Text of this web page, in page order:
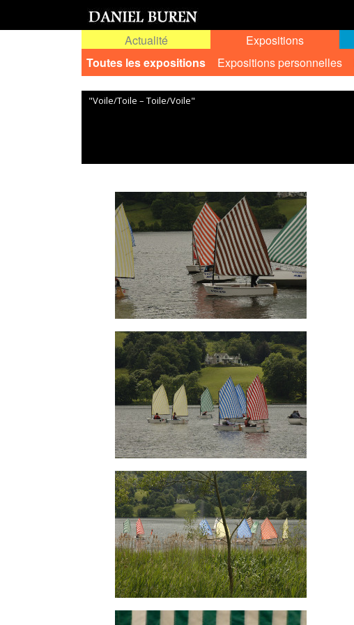
Actualité
Expositions
Toutes les expositions
Expositions personnelles
"Voile/Toile – Toile/Voile"